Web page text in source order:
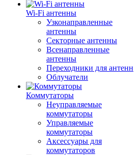
Wi-Fi антенны
Узконаправленные
антенны
Секторные антенны
Всенаправленные
антенны
Переходники для антенн
Облучатели
Коммутаторы
Неуправляемые
коммутаторы
Управляемые
коммутаторы
Аксессуары для
коммутаторов